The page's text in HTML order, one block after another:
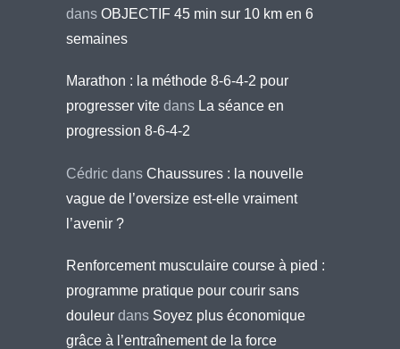
dans OBJECTIF 45 min sur 10 km en 6
semaines
Marathon : la méthode 8-6-4-2 pour
progresser vite dans La séance en
progression 8-6-4-2
Cédric dans Chaussures : la nouvelle
vague de l’oversize est-elle vraiment
l’avenir ?
Renforcement musculaire course à pied :
programme pratique pour courir sans
douleur dans Soyez plus économique
grâce à l’entraînement de la force